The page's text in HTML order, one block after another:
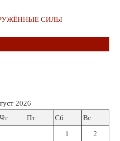
СИЛЫ
2026
Чт Пт Сб Вс
1 2